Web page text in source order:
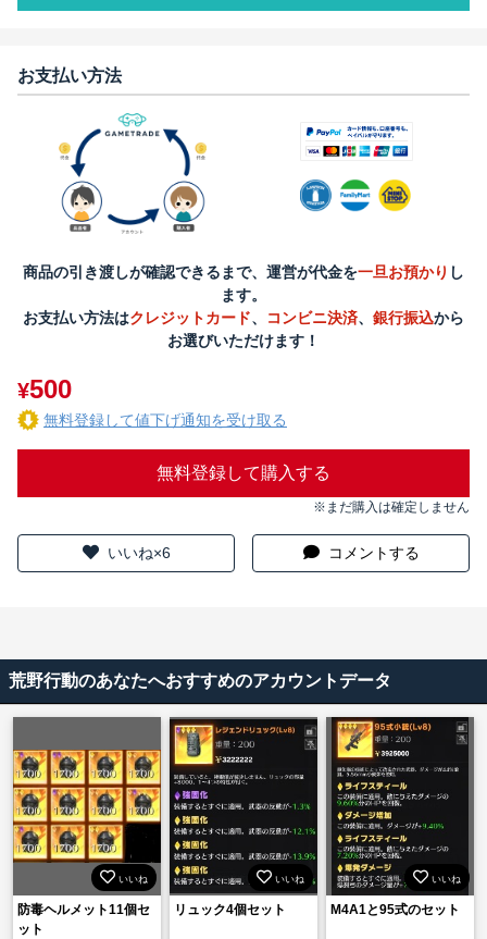
お支払い方法
商品の引き渡しが確認できるまで、運営が代金を一旦お預かり し
ます。
お支払い方法はクレジットカード、 コンビニ決済、 銀行振込から
お選びいただけます！
¥500
無料登録して値下げ通知を受け取る
無料登録して購入する
※まだ購入は確定しません
いいね×6 コメントする
荒野行動のあなたへおすすめのアカウントデータ
いいね
防毒ヘルメット11個セ
ット
いいね
リュック4個セット
いいね
M4A1と95式のセット